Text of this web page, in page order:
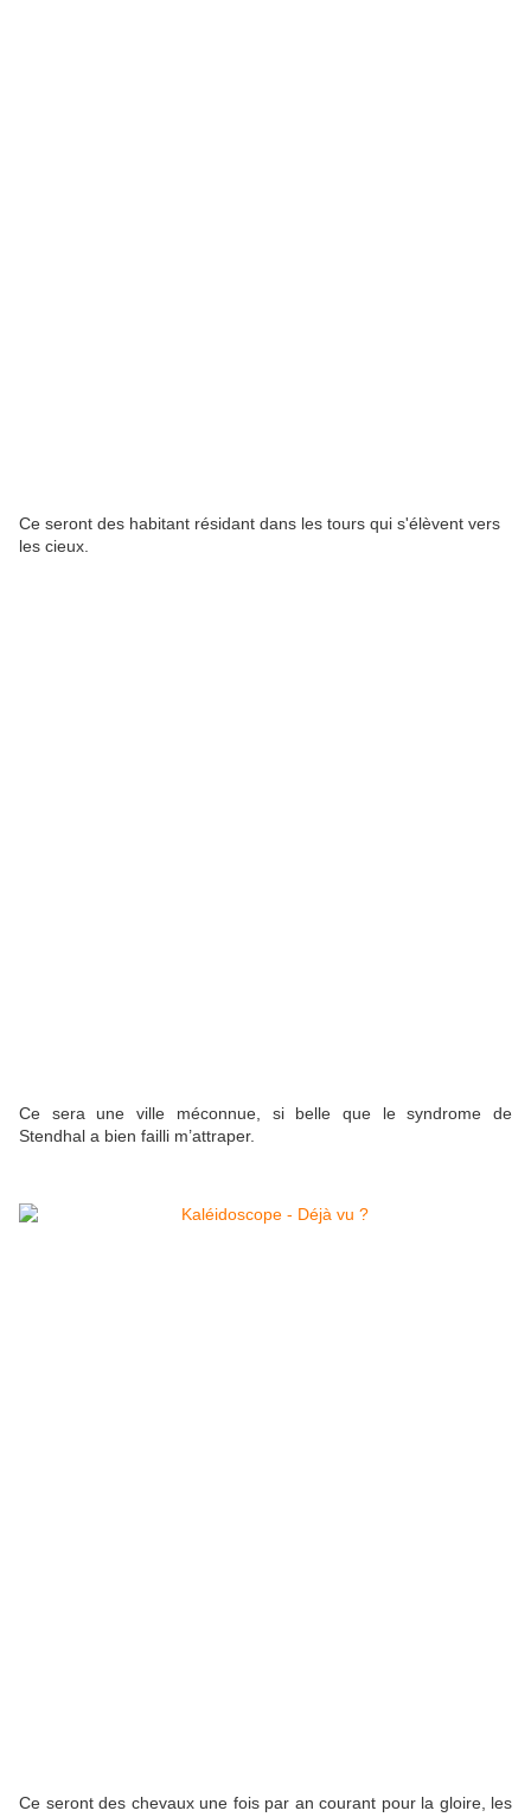
Ce seront des habitant résidant dans les tours qui s'élèvent vers
les cieux.
Ce sera une ville méconnue, si belle que le syndrome de
Stendhal a bien failli m’attraper.
Ce seront des chevaux une fois par an courant pour la gloire, les